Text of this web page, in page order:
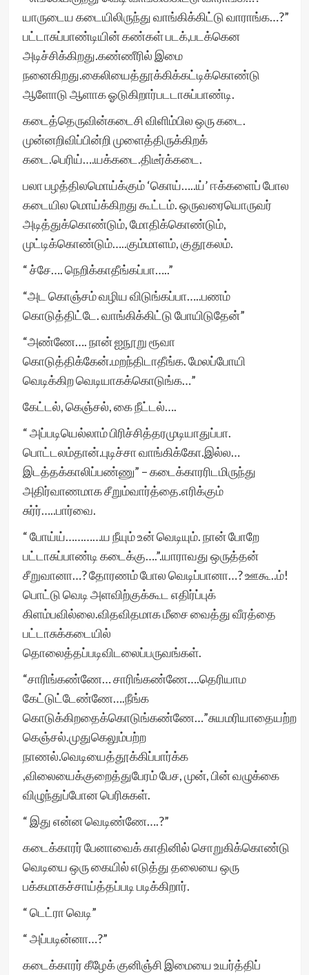
யாருடைய கடையிலிருந்து வாங்கிக்கிட்டு வாராங்க…?”
பட்டாசுப்பாண்டியின் கண்கள் படக்,படக்கென
அடிச்சிக்கிறது.கண்ணீரில் இமை
நனைகிறது.கைலியைத்தூக்கிக்கட்டிக்கொண்டு
ஆளோடு ஆளாக ஓடுகிறார்படடாசுப்பாண்டி.
கடைத்தெருவின்கடைசி விளிம்பில ஒரு கடை.
முன்னறிவிப்பின்றி முளைத்திருக்கிறக்
கடை.பெரிய்….யக்கடை.திடீர்க்கடை.
பலா பழத்திலமொய்க்கும் ‘கொய்…..ய்’ ஈக்களைப் போல
கடையில மொய்க்கிறது கூட்டம். ஒருவரையொருவர்
அடித்துக்கொண்டும், மோதிக்கொண்டும்,
முட்டிக்கொண்டும்…..கும்மாளம், குதூகலம்.
“ ச்சே…. நெறிக்காதீங்கப்பா…..”
“அட கொஞ்சம் வழிய விடுங்கப்பா…..பணம்
கொடுத்திட்டே. வாங்கிக்கிட்டு போயிடுதேன்”
“அண்ணே…. நான் ஐநூறு ரூவா
கொடுத்திக்கேன்.மறந்திடாதீங்க. மேலப்போயி
வெடிக்கிற வெடியாகக்கொடுங்க…”
கேட்டல், கெஞ்சல், கை நீட்டல்….
“ அப்படியெல்லாம் பிரிச்சித்தரமுடியாதுப்பா.
பொட்டலம்தான்.புடிச்சா வாங்கிக்கோ.இல்ல…
இடத்தக்காலிப்பண்ணு” – கடைக்காரரிடமிருந்து
அதிர்வாணமாக சீறும்வார்த்தை.எரிக்கும்
சுர்ர்…..பார்வை.
“ போய்ய்…………ய நீயும் உன் வெடியும். நான் போறே
பட்டாசுப்பாண்டி கடைக்கு….”.யாராவது ஒருத்தன்
சீறுவானா…? தோரணம் போல வெடிப்பானா…? ஊகூ..ம்!
பொட்டு வெடி அளவிற்குக்கூட எதிர்ப்புக்
கிளம்பவில்லை.விதவிதமாக மீசை வைத்து வீரத்தை
பட்டாசுக்கடையில்
தொலைத்தப்படிவிடலைப்பருவங்கள்.
“சாரிங்கண்ணே… சாரிங்கண்ணே….தெரியாம
கேட்டுட்டேண்ணே….நீங்க
கொடுக்கிறதைக்கொடுங்கண்ணே…”சுயமரியாதையற்ற
கெஞ்சல்.முதுகெலும்பற்ற
நாணல்.வெடியைத்தூக்கிப்பார்க்க
,விலையைக்குறைத்துபேரம் பேச, முன், பின் வழுக்கை
விழுந்துப்போன பெரிசுகள்.
“ இது என்ன வெடிண்ணே….?”
கடைக்காரர் பேனாவைக் காதினில் சொறுகிக்கொண்டு
வெடியை ஒரு கையில் எடுத்து தலையை ஒரு
பக்கமாகச்சாய்த்தப்படி படிக்கிறார்.
“ டெட்ரா வெடி”
“ அப்படின்னா…?”
கடைக்காரர் கீழேக் குனிஞ்சி இமையை உயர்த்திப்